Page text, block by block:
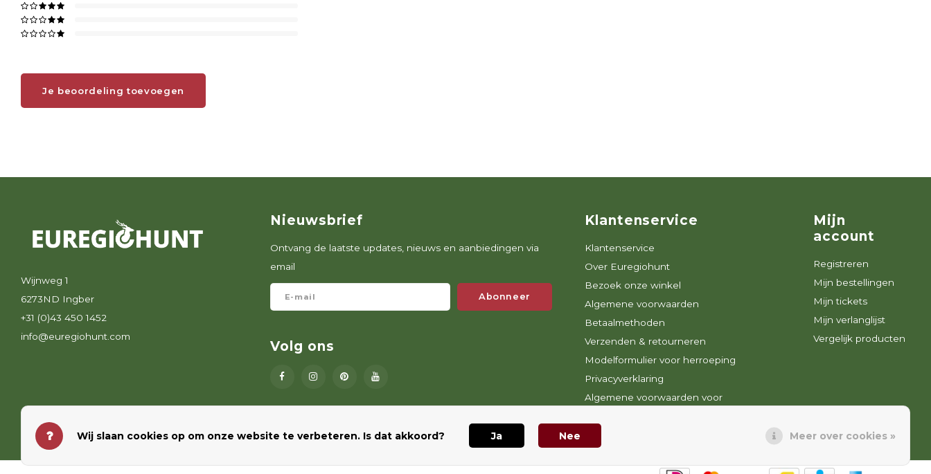
Je beoordeling toevoegen
Wijnweg 1
6273ND Ingber
+31 (0)43 450 1452
info@euregiohunt.com
Nieuwsbrief
Ontvang de laatste updates, nieuws en aanbiedingen via
email
Abonneer
Volg ons
Klantenservice
Klantenservice
Over Euregiohunt
Bezoek onze winkel
Algemene voorwaarden
Betaalmethoden
Verzenden & retourneren
Modelformulier voor herroeping
Privacyverklaring
Algemene voorwaarden voor
Mijn
account
Registreren
Mijn bestellingen
Mijn tickets
Mijn verlanglijst
Vergelijk producten
Wij slaan cookies op om onze website te verbeteren. Is dat akkoord? Ja Nee Meer over cookies »